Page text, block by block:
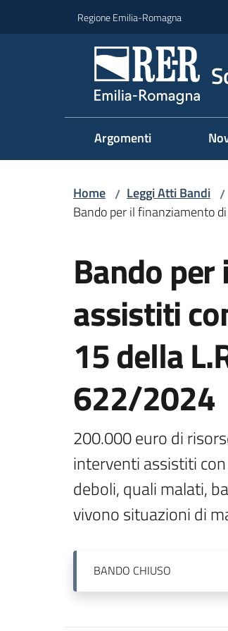
Regione Emilia-Romagna
Argomenti
Home / Leggi Atti Bandi /
Bando per il finanziamento
Bando
assistiti
15 della
622/2024
200.000 euro di
interventi assistiti
deboli, quali malati,
vivono situazioni di
BANDO CHIUSO